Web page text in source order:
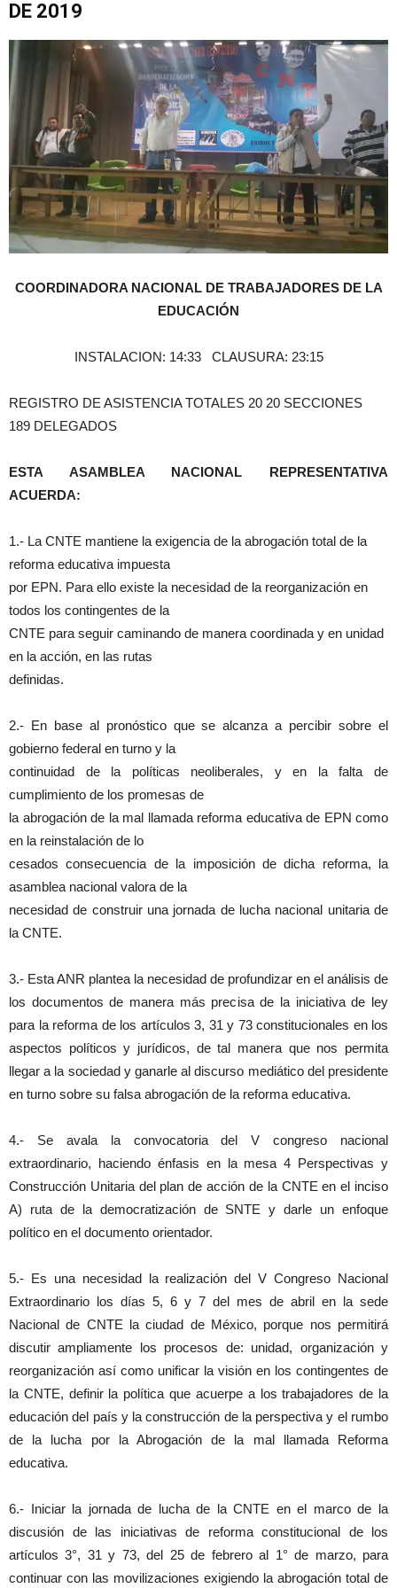
DE 2019
COORDINADORA NACIONAL DE TRABAJADORES DE LA
EDUCACIÓN
INSTALACION: 14:33 CLAUSURA: 23:15
REGISTRO DE ASISTENCIA TOTALES 20 20 SECCIONES
189 DELEGADOS
ESTA ASAMBLEA NACIONAL REPRESENTATIVA
ACUERDA:
1.- La CNTE mantiene la exigencia de la abrogación total de la
reforma educativa impuesta
por EPN. Para ello existe la necesidad de la reorganización en
todos los contingentes de la
CNTE para seguir caminando de manera coordinada y en unidad
en la acción, en las rutas
definidas.
2.- En base al pronóstico que se alcanza a percibir sobre el
gobierno federal en turno y la
continuidad de la políticas neoliberales, y en la falta de
cumplimiento de los promesas de
la abrogación de la mal llamada reforma educativa de EPN como
en la reinstalación de lo
cesados consecuencia de la imposición de dicha reforma, la
asamblea nacional valora de la
necesidad de construir una jornada de lucha nacional unitaria de
la CNTE.
3.- Esta ANR plantea la necesidad de profundizar en el análisis de
los documentos de manera más precisa de la iniciativa de ley
para la reforma de los artículos 3, 31 y 73 constitucionales en los
aspectos políticos y jurídicos, de tal manera que nos permita
llegar a la sociedad y ganarle al discurso mediático del presidente
en turno sobre su falsa abrogación de la reforma educativa.
4.- Se avala la convocatoria del V congreso nacional
extraordinario, haciendo énfasis en la mesa 4 Perspectivas y
Construcción Unitaria del plan de acción de la CNTE en el inciso
A) ruta de la democratización de SNTE y darle un enfoque
político en el documento orientador.
5.- Es una necesidad la realización del V Congreso Nacional
Extraordinario los días 5, 6 y 7 del mes de abril en la sede
Nacional de CNTE la ciudad de México, porque nos permitirá
discutir ampliamente los procesos de: unidad, organización y
reorganización así como unificar la visión en los contingentes de
la CNTE, definir la política que acuerpe a los trabajadores de la
educación del país y la construcción de la perspectiva y el rumbo
de la lucha por la Abrogación de la mal llamada Reforma
educativa.
6.- Iniciar la jornada de lucha de la CNTE en el marco de la
discusión de las iniciativas de reforma constitucional de los
artículos 3°, 31 y 73, del 25 de febrero al 1° de marzo, para
continuar con las movilizaciones exigiendo la abrogación total de